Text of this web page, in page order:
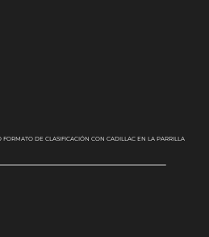
FORMATO DE CLASIFICACIÓN CON CADILLAC EN LA PARRILLA